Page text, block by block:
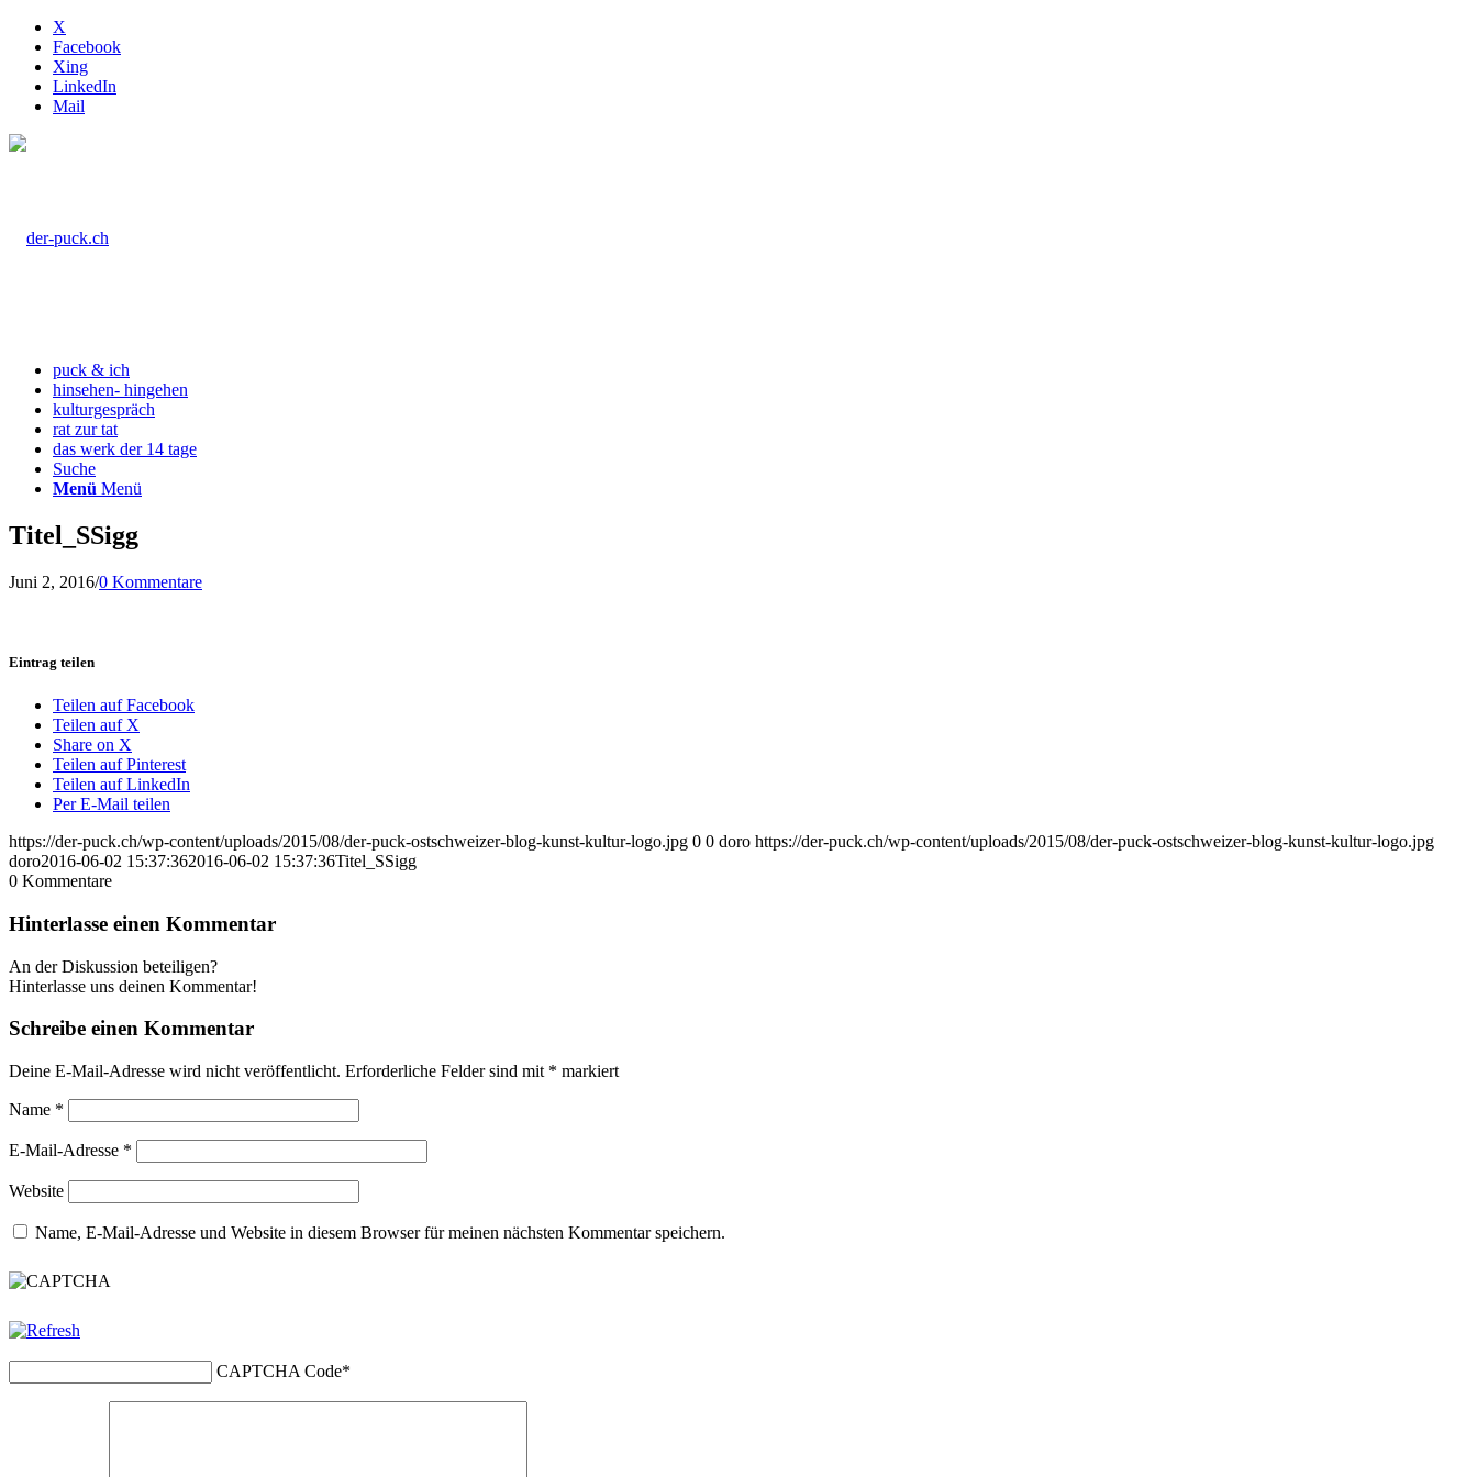
X
Facebook
Xing
LinkedIn
Mail
puck & ich
hinsehen- hingehen
kulturgespräch
rat zur tat
das werk der 14 tage
Suche
Menü Menü
Titel_SSigg
Juni 2, 2016/0 Kommentare
Eintrag teilen
Teilen auf Facebook
Teilen auf X
Share on X
Teilen auf Pinterest
Teilen auf LinkedIn
Per E-Mail teilen
https://der-puck.ch/wp-content/uploads/2015/08/der-puck-ostschweizer-blog-kunst-kultur-logo.jpg 0 0 doro https://der-puck.ch/wp-content/uploads/2015/08/der-puck-ostschweizer-blog-kunst-kultur-logo.jpg
doro2016-06-02 15:37:362016-06-02 15:37:36Titel_SSigg
0 Kommentare
Hinterlasse einen Kommentar
An der Diskussion beteiligen?
Hinterlasse uns deinen Kommentar!
Schreibe einen Kommentar
Deine E-Mail-Adresse wird nicht veröffentlicht. Erforderliche Felder sind mit * markiert
Name *
E-Mail-Adresse *
Website
Name, E-Mail-Adresse und Website in diesem Browser für meinen nächsten Kommentar speichern.
CAPTCHA Code*